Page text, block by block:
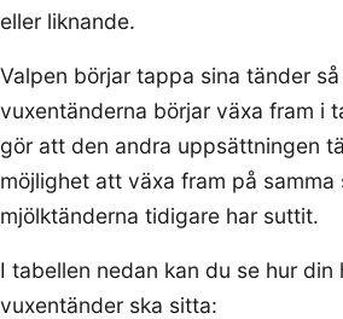
eller liknande.
Valpen börjar tappa sina tänder
vuxentänderna börjar växa fram i
gör att den andra uppsättningen
möjlighet att växa fram på samma
mjölktänderna tidigare har suttit.
I tabellen nedan kan du se hur din
vuxentänder ska sitta: